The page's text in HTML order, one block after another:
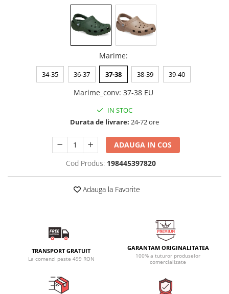
Marime:
34-35 36-37 37-38 38-39 39-40
Marime_conv: 37-38 EU
IN STOC
Durata de livrare: 24-72 ore
ADAUGA IN COS
Cod Produs: 198445397820
Adauga la Favorite
TRANSPORT GRATUIT
La comenzi peste 499 RON
GARANTAM ORIGINALITATEA
100% a tuturor produselor
comercializate